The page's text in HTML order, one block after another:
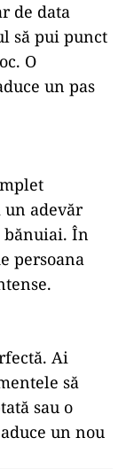
de data
să pui punct
O
un pas
un adevăr
bănuiai. În
persoana
Ai
să
sau o
un nou